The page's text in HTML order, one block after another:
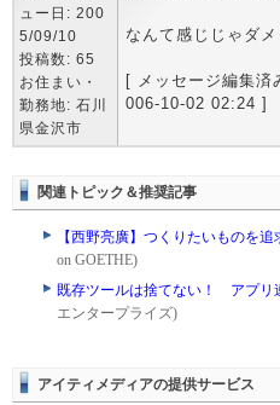
ュー日: 200
5/09/10
投稿数: 65
お住まい・
勤務地: 石川
県金沢市
なんて感じじゃダメ
[ メッセージ編集
006-10-02 02:24 ]
関連トピック＆推奨記事
【西野亮廣】つくりたいものを
on GOETHE)
既存ツールは捨てない！ アプリ
エンタープライズ)
アイティメディアの提供サービス